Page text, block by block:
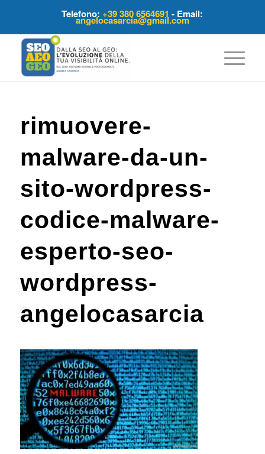
Telefono:+39 380 6564691 - Email:
angelocasarcia@gmail.com
rimuovere-
malware-da-un-
sito-wordpress-
codice-malware-
esperto-seo-
wordpress-
angelocasarcia